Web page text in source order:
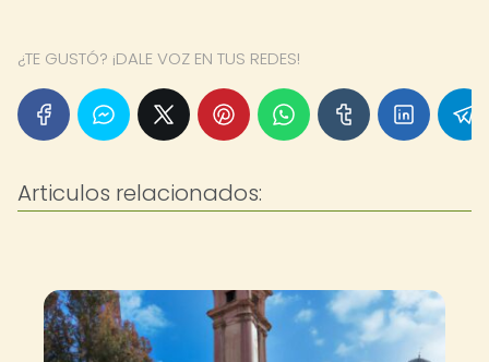
¿TE GUSTÓ? ¡DALE VOZ EN TUS REDES!
Articulos relacionados: